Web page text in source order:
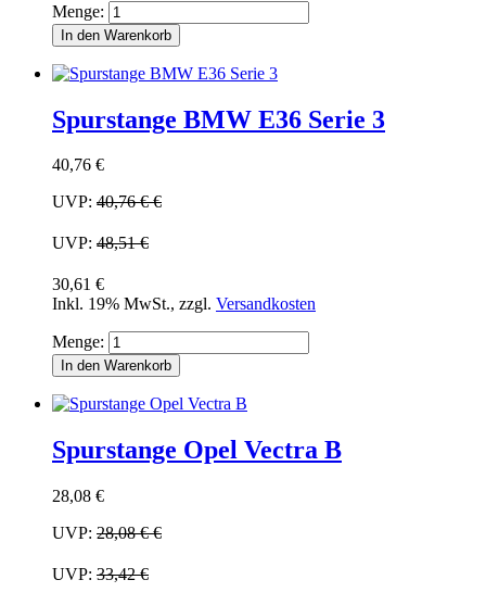
Menge:
In den Warenkorb
Spurstange BMW E36 Serie 3
40,76 €
UVP: 40,76 €€
UVP: 48,51 €
30,61 €
Inkl. 19% MwSt., zzgl. Versandkosten
Menge:
In den Warenkorb
Spurstange Opel Vectra B
28,08 €
UVP: 28,08 €€
UVP: 33,42 €